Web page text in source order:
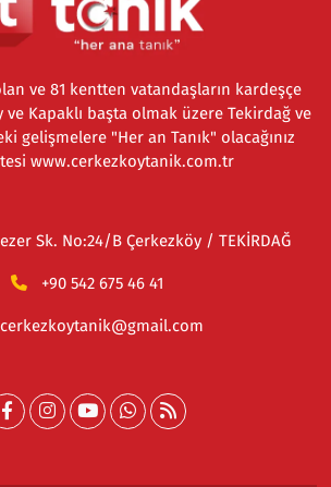
ve 81 kentten vatandaşların kardeşçe
ve Kapaklı başta olmak üzere Tekirdağ ve
gelişmelere "Her an Tanık" olacağınız
www.cerkezkoytanik.com.tr
Sk. No:24/B Çerkezköy / TEKİRDAĞ
+90 542 675 46 41
cerkezkoytanik@gmail.com